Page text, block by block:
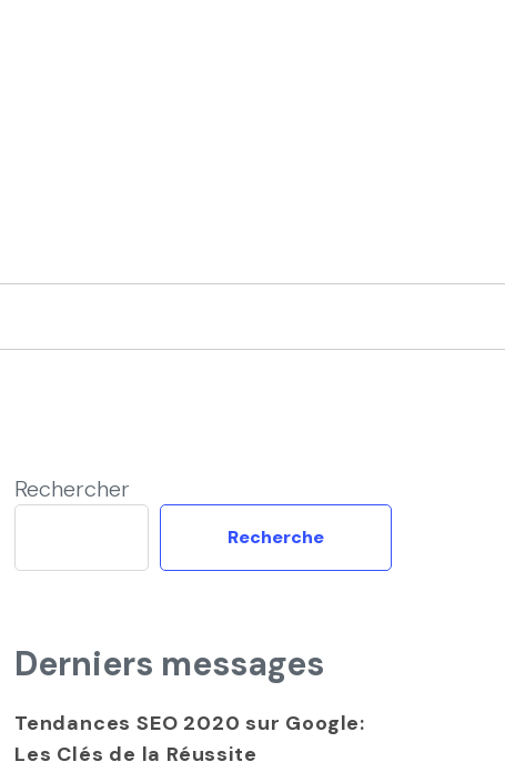
Rechercher
Recherche
Derniers messages
Tendances SEO 2020 sur Google:
Les Clés de la Réussite